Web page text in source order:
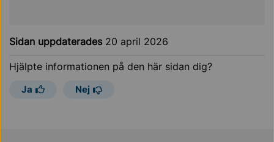
Sidan uppdaterades 20 april 2026
Hjälpte informationen på den här sidan dig?
Ja Nej